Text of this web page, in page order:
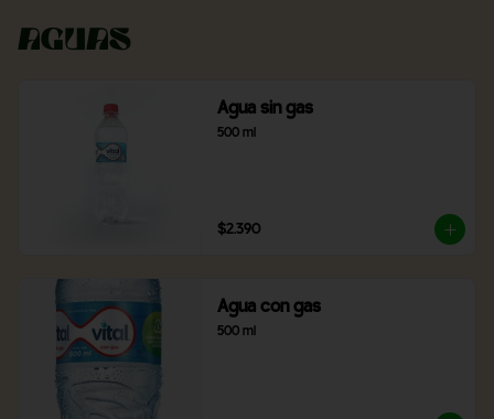
Aguas
Agua sin gas
500 ml
$2.390
Agua con gas
500 ml